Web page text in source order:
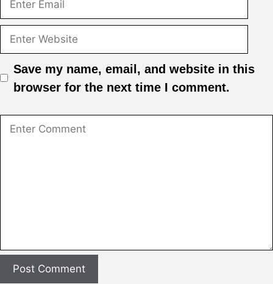
Save my name, email, and website in this
browser for the next time I comment.